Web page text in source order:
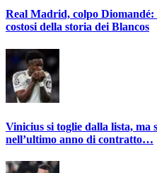
Real Madrid, colpo Diomandé:
costosi della storia dei Blancos
Vinicius si toglie dalla lista, ma
nell’ultimo anno di contratto…